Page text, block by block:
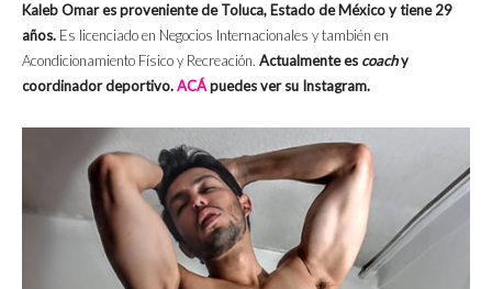
Kaleb Omar es proveniente de Toluca, Estado de México y tiene 29
años. Es licenciado en Negocios Internacionales y también en
Acondicionamiento Físico y Recreación. Actualmente es coachy
coordinador deportivo.ACÁpuedes ver su Instagram.